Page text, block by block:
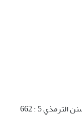
. مسند أحمد ، أحمد بن حنبل 3 : 17؛ سنن الترمذي 5 : 662